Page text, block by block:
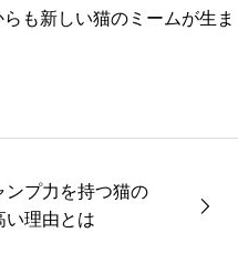
も新しい猫のミームが生ま
ンプ力を持つ猫の
い理由とは